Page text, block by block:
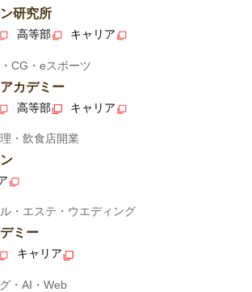
研究所
高等部 キャリア
CG・eスポーツ
カデミー
高等部 キャリア
・飲食店開業
・エステ・ウエディング
ミー
キャリア
・AI・Web